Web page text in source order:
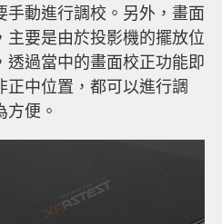
手動進行調校。另外，畫面
主要是由於投影機的擺放位
透過當中的畫面校正功能即
正中位置，都可以進行調
便。